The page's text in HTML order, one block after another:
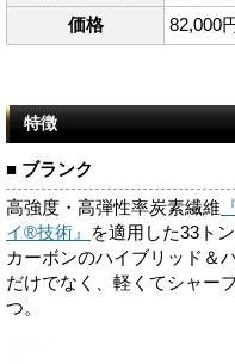
価格
82,000
特徴
■ ブランク
高強度・高弾性率炭素繊維
イ®技術』
を適用した33ト
カーボンのハイブリッド＆
だけでなく、軽くてシャー
つ。